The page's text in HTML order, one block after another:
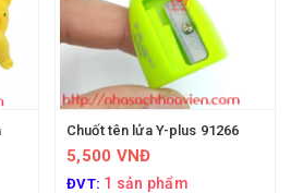
Chuốt tên lửa Y-plus 91266
5,500 VNĐ
ĐVT: 1 sản phẩm